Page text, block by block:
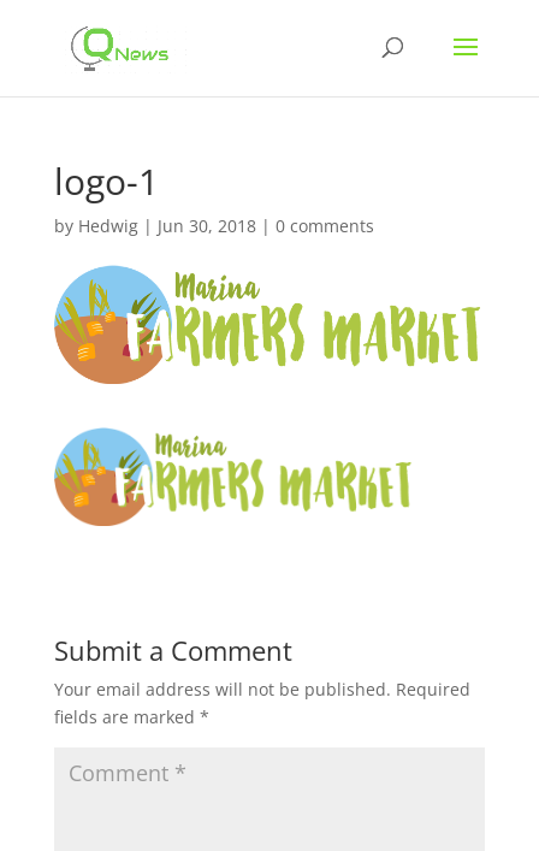
logo-1
by Hedwig| Jun 30, 2018| 0 comments
Submit a Comment
Your email address will not be published. Required
fields are marked *